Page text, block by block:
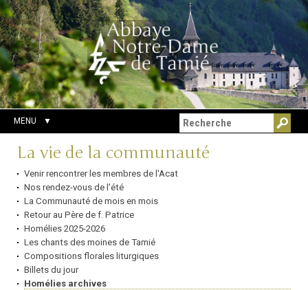
Aller
au
contenu.
|
Aller
à
la
navigation
Outils
personnels
Chercher par
Recherche
avancée…
MENU
Navigation
La vie de la communauté
Venir rencontrer les membres de l'Acat
Nos rendez-vous de l'été
La Communauté de mois en mois
Retour au Père de f. Patrice
Homélies 2025-2026
Les chants des moines de Tamié
Compositions florales liturgiques
Billets du jour
Homélies archives